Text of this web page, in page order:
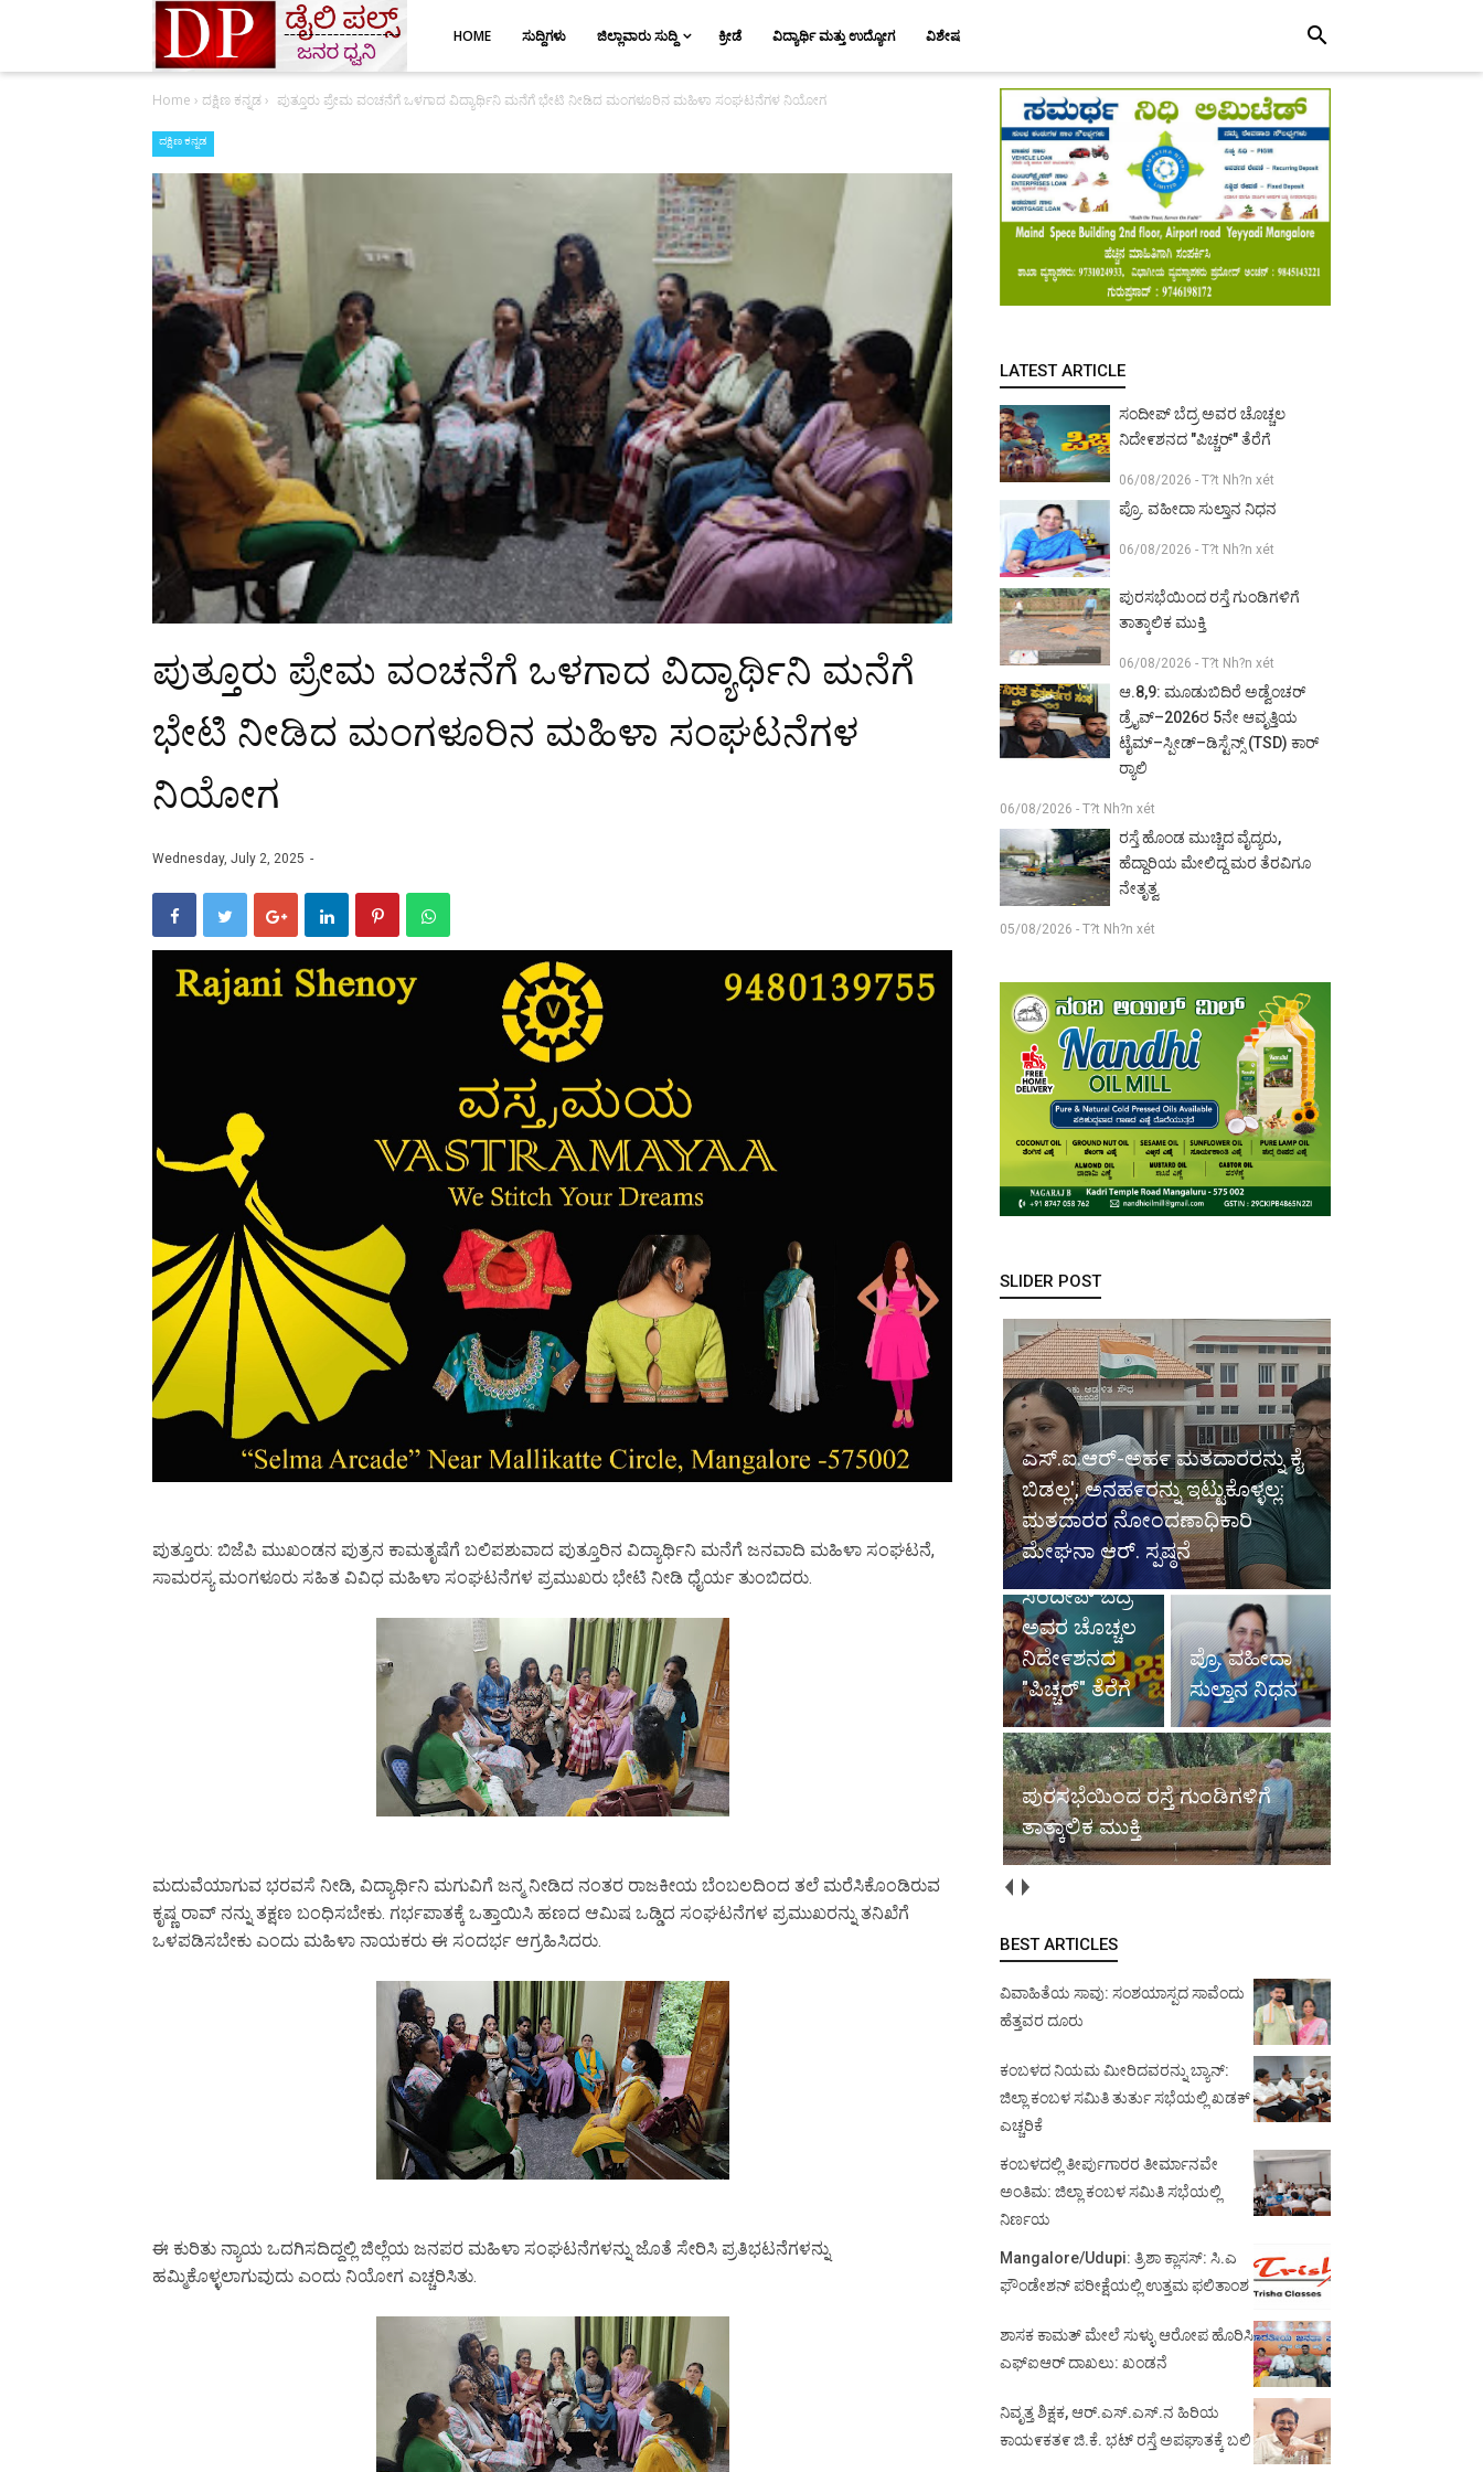
HOME ಸುದ್ದಿಗಳು ಜಿಲ್ಲಾವಾರು ಸುದ್ದಿ ಕ್ರೀಡೆ ವಿದ್ಯಾರ್ಥಿ ಮತ್ತು ಉದ್ಯೋಗ ವಿಶೇಷ search
Home › ದಕ್ಷಿಣ ಕನ್ನಡ› ಪುತ್ತೂರು ಪ್ರೇಮ ವಂಚನೆಗೆ ಒಳಗಾದ ವಿದ್ಯಾರ್ಥಿನಿ ಮನೆಗೆ ಭೇಟಿ ನೀಡಿದ ಮಂಗಳೂರಿನ ಮಹಿಳಾ ಸಂಘಟನೆಗಳ ನಿಯೋಗ
ದಕ್ಷಿಣ ಕನ್ನಡ
ಪುತ್ತೂರು ಪ್ರೇಮ ವಂಚನೆಗೆ ಒಳಗಾದ ವಿದ್ಯಾರ್ಥಿನಿ ಮನೆಗೆ
ಭೇಟಿ ನೀಡಿದ ಮಂಗಳೂರಿನ ಮಹಿಳಾ ಸಂಘಟನೆಗಳ
ನಿಯೋಗ
Wednesday, July 2, 2025
ಪುತ್ತೂರು: ಬಿಜೆಪಿ ಮುಖಂಡನ ಪುತ್ರನ ಕಾಮತೃಷೆಗೆ ಬಲಿಪಶುವಾದ ಪುತ್ತೂರಿನ ವಿದ್ಯಾರ್ಥಿನಿ ಮನೆಗೆ ಜನವಾದಿ ಮಹಿಳಾ ಸಂಘಟನೆ,
ಸಾಮರಸ್ಯ ಮಂಗಳೂರು ಸಹಿತ ವಿವಿಧ ಮಹಿಳಾ ಸಂಘಟನೆಗಳ ಪ್ರಮುಖರು ಭೇಟಿ ನೀಡಿ ಧೈರ್ಯ ತುಂಬಿದರು.
ಮದುವೆಯಾಗುವ ಭರವಸೆ ನೀಡಿ, ವಿದ್ಯಾರ್ಥಿನಿ ಮಗುವಿಗೆ ಜನ್ಮ ನೀಡಿದ ನಂತರ ರಾಜಕೀಯ ಬೆಂಬಲದಿಂದ ತಲೆ ಮರೆಸಿಕೊಂಡಿರುವ
ಕೃಷ್ಣ ರಾವ್ ನನ್ನು ತಕ್ಷಣ ಬಂಧಿಸಬೇಕು. ಗರ್ಭಪಾತಕ್ಕೆ ಒತ್ತಾಯಿಸಿ ಹಣದ ಆಮಿಷ ಒಡ್ಡಿದ ಸಂಘಟನೆಗಳ ಪ್ರಮುಖರನ್ನು ತನಿಖೆಗೆ
ಒಳಪಡಿಸಬೇಕು ಎಂದು ಮಹಿಳಾ ನಾಯಕರು ಈ ಸಂದರ್ಭ ಆಗ್ರಹಿಸಿದರು.
ಈ ಕುರಿತು ನ್ಯಾಯ ಒದಗಿಸದಿದ್ದಲ್ಲಿ ಜಿಲ್ಲೆಯ ಜನಪರ ಮಹಿಳಾ ಸಂಘಟನೆಗಳನ್ನು ಜೊತೆ ಸೇರಿಸಿ ಪ್ರತಿಭಟನೆಗಳನ್ನು
ಹಮ್ಮಿಕೊಳ್ಳಲಾಗುವುದು ಎಂದು ನಿಯೋಗ ಎಚ್ಚರಿಸಿತು.
LATEST ARTICLE
ಸಂದೀಪ್ ಬೆದ್ರ ಅವರ ಚೊಚ್ಚಲ
ನಿದೇ೯ಶನದ "ಪಿಚ್ಚರ್" ತೆರೆಗೆ
06/08/2026 - T?t Nh?n xét
ಪ್ರೊ. ವಹೀದಾ ಸುಲ್ತಾನ ನಿಧನ
06/08/2026 - T?t Nh?n xét
ಪುರಸಭೆಯಿಂದ ರಸ್ತೆ ಗುಂಡಿಗಳಿಗೆ
ತಾತ್ಕಾಲಿಕ ಮುಕ್ತಿ
06/08/2026 - T?t Nh?n xét
ಆ.8,9: ಮೂಡುಬಿದಿರೆ ಅಡ್ವೆಂಚರ್
ಡ್ರೈವ್–2026ರ 5ನೇ ಆವೃತ್ತಿಯ
ಟೈಮ್–ಸ್ಪೀಡ್–ಡಿಸ್ಟೆನ್ಸ್ (TSD) ಕಾರ್
ರ‍್ಯಾಲಿ
06/08/2026 - T?t Nh?n xét
ರಸ್ತೆ ಹೊಂಡ ಮುಚ್ಚಿದ ವೈದ್ಯರು,
ಹೆದ್ದಾರಿಯ ಮೇಲಿದ್ದ ಮರ ತೆರವಿಗೂ
ನೇತೃತ್ವ
05/08/2026 - T?t Nh?n xét
SLIDER POST
ಎಸ್.ಐ.ಆರ್-ಅಹ೯ ಮತದಾರರನ್ನು ಕೈ
ಬಿಡಲ್ಲ', ಅನಹ೯ರನ್ನು ಇಟ್ಟುಕೊಳ್ಳಲ್ಲ:
ಮತದಾರರ ನೋಂದಣಾಧಿಕಾರಿ
ಮೇಘನಾ ಆರ್. ಸ್ಪಷ್ಠನೆ
ಸಂದೀಪ್ ಬೆದ್ರ
ಅವರ ಚೊಚ್ಚಲ
ನಿದೇ೯ಶನದ
"ಪಿಚ್ಚರ್" ತೆರೆಗೆ
ಪ್ರೊ. ವಹೀದಾ
ಸುಲ್ತಾನ ನಿಧನ
ಪುರಸಭೆಯಿಂದ ರಸ್ತೆ ಗುಂಡಿಗಳಿಗೆ
ತಾತ್ಕಾಲಿಕ ಮುಕ್ತಿ
BEST ARTICLES
ವಿವಾಹಿತೆಯ ಸಾವು: ಸಂಶಯಾಸ್ಪದ ಸಾವೆಂದು
ಹೆತ್ತವರ ದೂರು
ಕಂಬಳದ ನಿಯಮ ಮೀರಿದವರನ್ನು ಬ್ಯಾನ್:
ಜಿಲ್ಲಾ ಕಂಬಳ ಸಮಿತಿ ತುರ್ತು ಸಭೆಯಲ್ಲಿ ಖಡಕ್
ಎಚ್ಚರಿಕೆ
ಕಂಬಳದಲ್ಲಿ ತೀರ್ಪುಗಾರರ ತೀರ್ಮಾನವೇ
ಅಂತಿಮ: ಜಿಲ್ಲಾ ಕಂಬಳ ಸಮಿತಿ ಸಭೆಯಲ್ಲಿ
ನಿರ್ಣಯ
Mangalore/Udupi: ತ್ರಿಶಾ ಕ್ಲಾಸಸ್: ಸಿ.ಎ
ಫೌಂಡೇಶನ್ ಪರೀಕ್ಷೆಯಲ್ಲಿ ಉತ್ತಮ ಫಲಿತಾಂಶ
ಶಾಸಕ ಕಾಮತ್ ಮೇಲೆ ಸುಳ್ಳು ಆರೋಪ ಹೊರಿಸಿ
ಎಫ್‌ಐಆರ್ ದಾಖಲು: ಖಂಡನೆ
ನಿವೃತ್ತ ಶಿಕ್ಷಕ, ಆರ್.ಎಸ್.ಎಸ್.ನ ಹಿರಿಯ
ಕಾಯ೯ಕತ೯ ಜಿ.ಕೆ. ಭಟ್ ರಸ್ತೆ ಅಪಘಾತಕ್ಕೆ ಬಲಿ